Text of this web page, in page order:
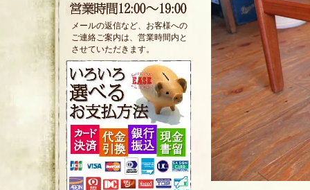
メールの返信など、お客様への
ご連絡ご案内は、営業時間内と
させていただきます。